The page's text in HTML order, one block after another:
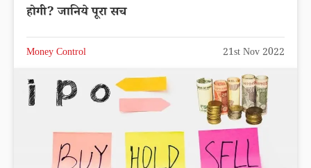
होगी? जानिये पूरा सच
Money Control 21st Nov 2022